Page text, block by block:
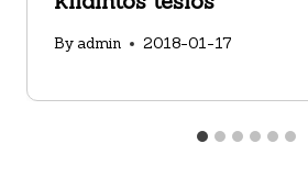
By admin 2018-01-17